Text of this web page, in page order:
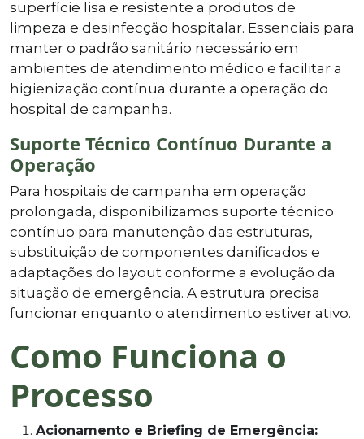
superfície lisa e resistente a produtos de
limpeza e desinfecção hospitalar. Essenciais para
manter o padrão sanitário necessário em
ambientes de atendimento médico e facilitar a
higienização contínua durante a operação do
hospital de campanha.
Suporte Técnico Contínuo Durante a
Operação
Para hospitais de campanha em operação
prolongada, disponibilizamos suporte técnico
contínuo para manutenção das estruturas,
substituição de componentes danificados e
adaptações do layout conforme a evolução da
situação de emergência. A estrutura precisa
funcionar enquanto o atendimento estiver ativo.
Como Funciona o
Processo
Acionamento e Briefing de Emergência: